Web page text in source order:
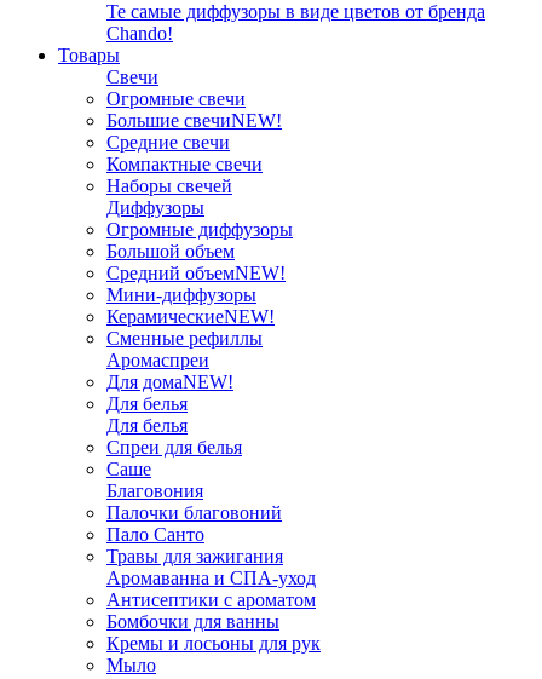
Те самые диффузоры в виде цветов от бренда
Chando!
Товары
Свечи
Огромные свечи
Большие свечиNEW!
Средние свечи
Компактные свечи
Наборы свечей
Диффузоры
Огромные диффузоры
Большой объем
Средний объемNEW!
Мини-диффузоры
КерамическиеNEW!
Сменные рефиллы
Аромаспреи
Для домаNEW!
Для белья
Для белья
Спреи для белья
Саше
Благовония
Палочки благовоний
Пало Санто
Травы для зажигания
Аромаванна и СПА-уход
Антисептики с ароматом
Бомбочки для ванны
Кремы и лосьоны для рук
Мыло